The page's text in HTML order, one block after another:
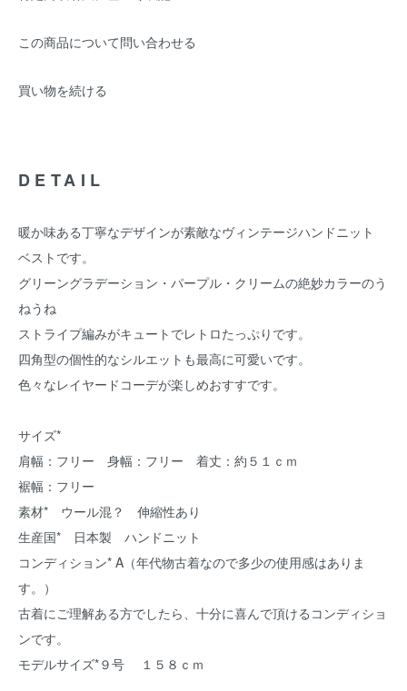
この商品について問い合わせる
買い物を続ける
DETAIL
暖か味ある丁寧なデザインが素敵なヴィンテージハンドニット
ベストです。
グリーングラデーション・パープル・クリームの絶妙カラーのう
ねうね
ストライプ編みがキュートでレトロたっぷりです。
四角型の個性的なシルエットも最高に可愛いです。
色々なレイヤードコーデが楽しめおすすです。
サイズ*
肩幅：フリー 身幅：フリー 着丈：約５１ｃｍ
裾幅：フリー
素材* ウール混？ 伸縮性あり
生産国* 日本製 ハンドニット
コンディション* A（年代物古着なので多少の使用感はありま
す。）
古着にご理解ある方でしたら、十分に喜んで頂けるコンディショ
ンです。
モデルサイズ*９号 １５８ｃｍ